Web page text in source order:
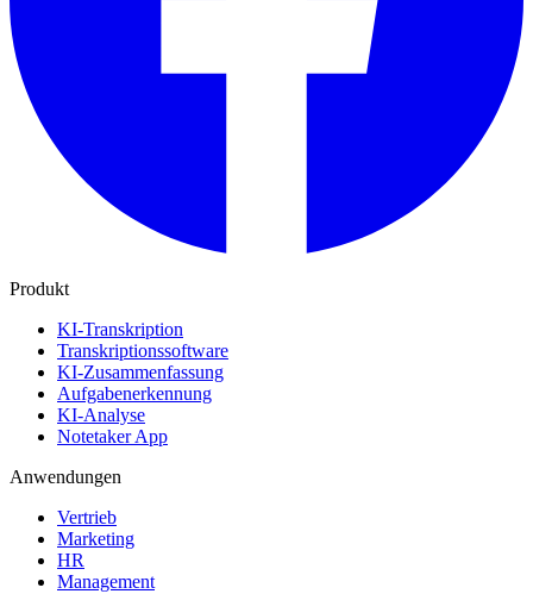
Produkt
KI-Transkription
Transkriptionssoftware
KI-Zusammenfassung
Aufgabenerkennung
KI-Analyse
Notetaker App
Anwendungen
Vertrieb
Marketing
HR
Management